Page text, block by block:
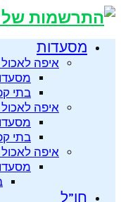
מסעדות
איפה לאכול
בתי
איפה
בתי
איפה
חו”ל